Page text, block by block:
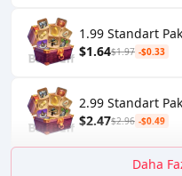
1.99 Standart
$1.64$1.97 -$0.33
2.99 Standart
$2.47$2.96 -$0.49
Daha